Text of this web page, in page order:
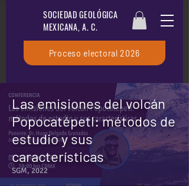
SOCIEDAD GEOLÓGICA
MEXICANA, A. C.
Proceso electoral 2026
Las emisiones del volcán
Popocatépetl: métodos de
estudio y sus
características
SGM, 2022